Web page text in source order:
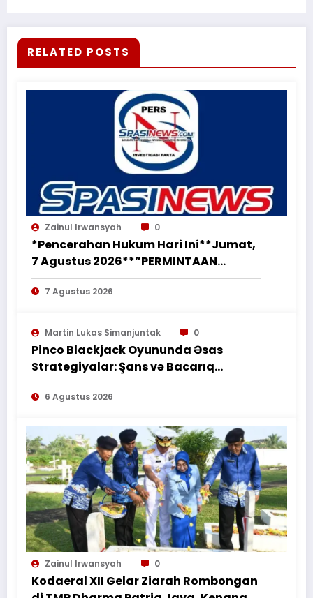
MENJADI USIA 19 TAHUN DALAM WAKTU 3
TAHUN
RELATED POSTS
Zainul Irwansyah 0
*Pencerahan Hukum Hari Ini**Jumat,
7 Agustus 2026**”PERMINTAAN
PERUBAHAN PEKERJAAN SECARA LISAN
TIDAK MENGHAPUS KEWAJIBAN
PEKERJAAN SESUAI PERJANJIAN
TERTULIS”*
7 Agustus 2026
Martin Lukas Simanjuntak 0
Pinco Blackjack Oyununda Əsas
Strategiyalar: Şans və Bacarıq
Balansı – BetAz Oyununa İcmal
6 Agustus 2026
Zainul Irwansyah 0
Kodaeral XII Gelar Ziarah Rombongan